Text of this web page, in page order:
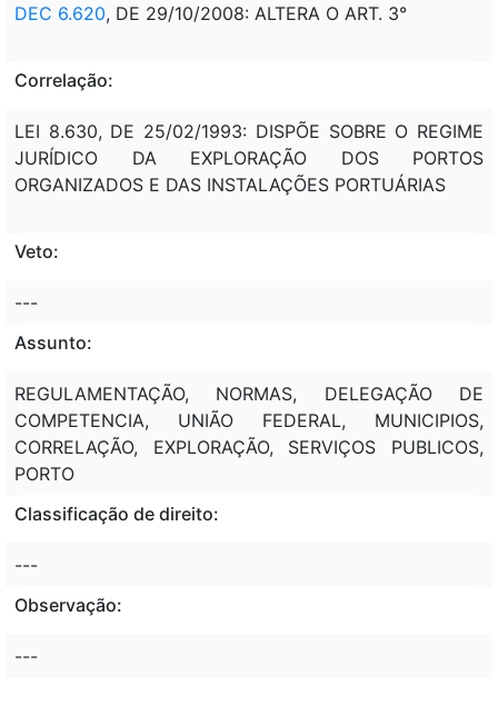
DEC 6.620, DE 29/10/2008: ALTERA O ART. 3°
Correlação:
LEI 8.630, DE 25/02/1993: DISPÕE SOBRE O REGIME
JURÍDICO DA EXPLORAÇÃO DOS PORTOS
ORGANIZADOS E DAS INSTALAÇÕES PORTUÁRIAS
Veto:
---
Assunto:
REGULAMENTAÇÃO, NORMAS, DELEGAÇÃO DE
COMPETENCIA, UNIÃO FEDERAL, MUNICIPIOS,
CORRELAÇÃO, EXPLORAÇÃO, SERVIÇOS PUBLICOS,
PORTO
Classificação de direito:
---
Observação:
---